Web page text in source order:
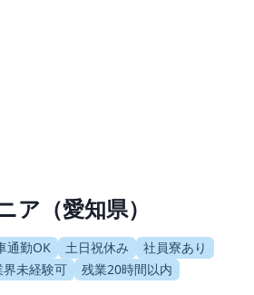
ア（愛知県）
通勤OK 土日祝休み
社員寮あり
界未経験可 残業20時間以内